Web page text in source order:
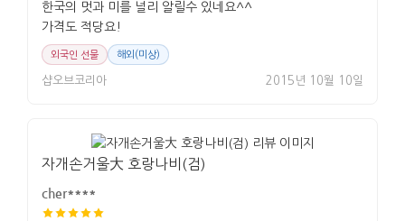
한국의 멋과 미를 널리 알릴수 있네요^^
가격도 적당요!
외국인 선물 해외(미상)
샵오브코리아 2015년 10월 10일
자개손거울大 호랑나비(검)
cher****